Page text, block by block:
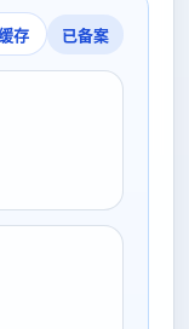
存 已备案